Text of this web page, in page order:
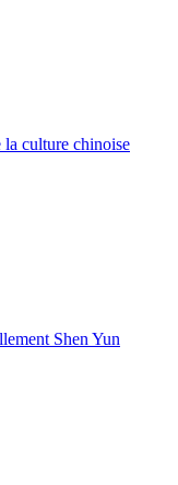
culture chinoise
Shen Yun